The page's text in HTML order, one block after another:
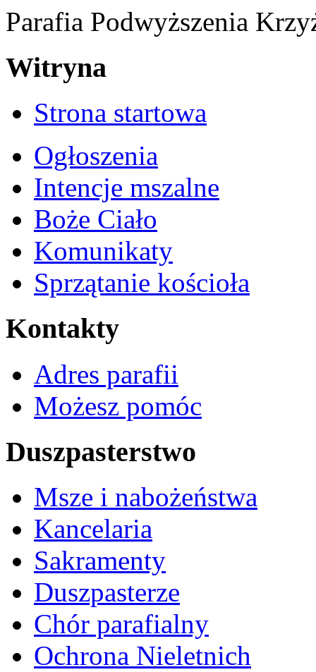
Parafia Podwyższenia
Witryna
Strona startowa
Ogłoszenia
Intencje mszalne
Boże Ciało
Komunikaty
Sprzątanie kościoła
Kontakty
Adres parafii
Możesz pomóc
Duszpasterstwo
Msze i nabożeństwa
Kancelaria
Sakramenty
Duszpasterze
Chór parafialny
Ochrona Nieletnich